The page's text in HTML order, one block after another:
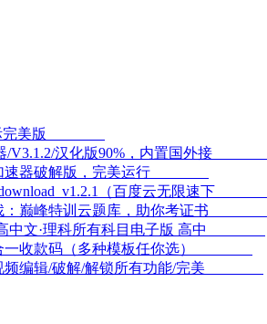
际完美版
器/V3.1.2/汉化版90%，内置国外接
速器破解版，完美运行
（百度云无限速下
：巅峰特训云题库，助你考证书
高中文·理科所有科目电子版 高中
一收款码（多种模板任你选）
频编辑/破解/解锁所有功能/完美